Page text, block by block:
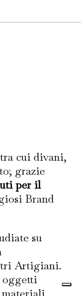
cui divani,
grazie
per il
Brand
su
Artigiani.
oggetti